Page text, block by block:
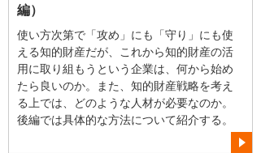
編）
使い方次第で「攻め」にも「守り」にも使
える知的財産だが、これから知的財産の活
用に取り組もうという企業は、何から始め
たら良いのか。また、知的財産戦略を考え
る上では、どのような人材が必要なのか。
後編では具体的な方法について紹介する。